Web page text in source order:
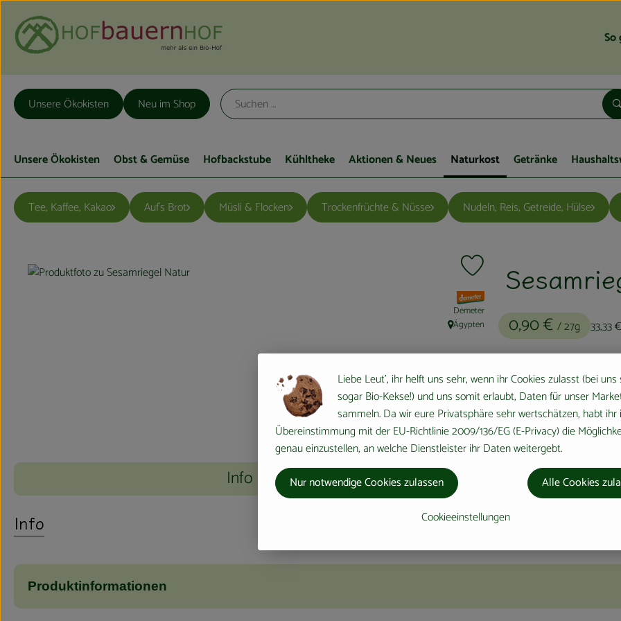
So
Unsere Ökokisten Neu im Shop
Unsere Ökokisten Obst & Gemüse Hofbackstube Kühltheke Aktionen & Neues Naturkost Getränke
Tee, Kaffee, Kakao Auf´s Brot Müsli & Flocken Trockenfrüchte & Nüsse Nudeln, Reis, Getreide, Hülse
0,90 € / 27g 33,33 €
Produkt zu Favouriten hinzufügen
, Verband:
Demeter
, Herkunft:
Ägypten
#90341 0,90 €/ 27g 33,33 €/
Info
Info
Produktinformationen
Liebe Leut', ihr helft uns sehr, wenn ihr Cookies zulasst (bei uns
sogar Bio-Kekse!) und uns somit erlaubt, Daten für unser
sammeln. Da wir eure Privatsphäre sehr wertschätzen, habt ihr
Übereinstimmung mit der EU-Richtlinie 2009/136/EG (E-Privacy) die
genau einzustellen, an welche Dienstleister ihr Daten weitergebt.
Cookieeinstellungen
Nur notwendige Cookies zulassen Alle Cookies